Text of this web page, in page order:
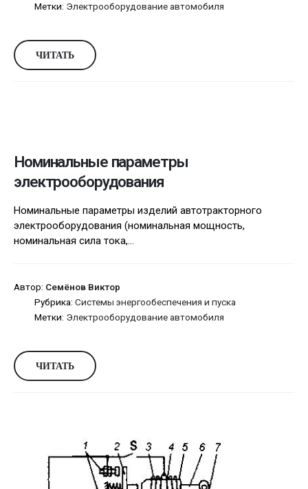
Метки: Электрооборудование автомобиля
ЧИТАТЬ
Номинальные параметры
электрооборудования
Номинальные параметры изделий автотракторного
электрообору­дования (номинальная мощность,
номинальная сила тока,...
Автор: Семёнов Виктор
Рубрика: Системы энергообеспечения и пуска
Метки: Электрооборудование автомобиля
ЧИТАТЬ